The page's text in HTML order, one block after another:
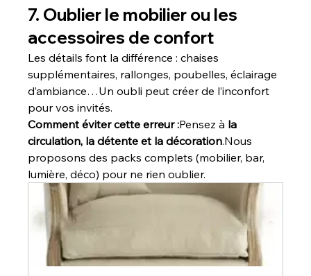
7. Oublier le mobilier ou les
accessoires de confort
Les détails font la différence : chaises
supplémentaires, rallonges, poubelles, éclairage
d’ambiance…Un oubli peut créer de l’inconfort
pour vos invités.
Comment éviter cette erreur :Pensez à la
circulation, la détente et la décoration.Nous
proposons des packs complets (mobilier, bar,
lumière, déco) pour ne rien oublier.